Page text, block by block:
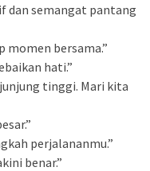
dan semangat pantang
bersama.”
hati.”
tinggi. Mari kita
perjalananmu.”
benar.”